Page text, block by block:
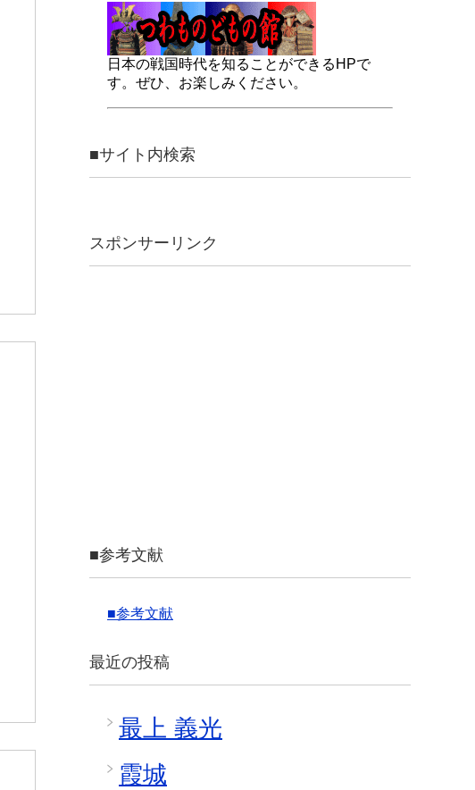
日本の戦国時代を知ることができるHPで
す。ぜひ、お楽しみください。
■サイト内検索
スポンサーリンク
■参考文献
■参考文献
最近の投稿
最上 義光
霞城